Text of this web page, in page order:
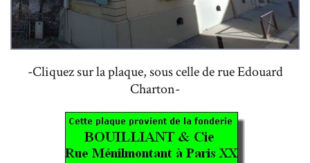
-Cliquez sur la plaque, sous celle de rue Edouard
Charton-